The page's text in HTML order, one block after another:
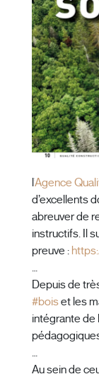
l’Agence
d’excellents
abreuver de
instructifs. Il
preuve :
…
Depuis de
#boiset les
intégrante de
…
Au sein de